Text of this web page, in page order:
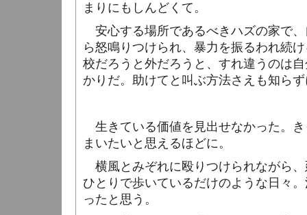
まりにもしんどくて。
安心する場所であるべきハズの家で
ら怒鳴りつけられ、暴力を振るわれ続
校だろうと外だろうと、すれ違うのは
かりだ。助けてと叫ぶ方法さえも知ら
生きている価値を見出せなかった。
まいたいと思えるほどに。
横風とみぞれに殴りつけられながら
ひとりで歩いているだけのような日々
ったと思う。